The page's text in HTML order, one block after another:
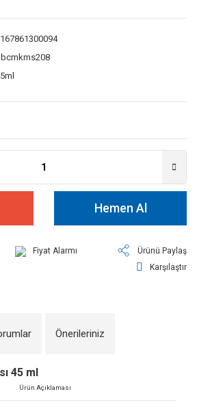
Hemen Al
Fiyat Alarmı
Ürünü Paylaş
Karşılaştır
Önerileriniz
45 ml
Ürün Açıklaması